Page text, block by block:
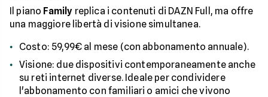
Il piano Family replica i contenuti di DAZN Full, ma offre
una maggiore libertà di visione simultanea.
Costo: 59,99€ al mese (con abbonamento annuale).
Visione: due dispositivi contemporaneamente anche
su reti internet diverse. Ideale per condividere
l'abbonamento con familiari o amici che vivono